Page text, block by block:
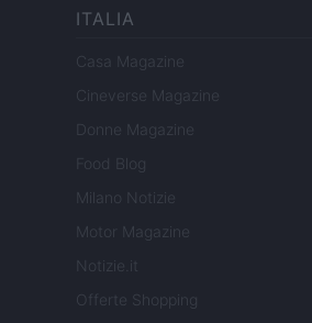
ITALIA
Casa Magazine
Cineverse Magazine
Donne Magazine
Food Blog
Milano Notizie
Motor Magazine
Notizie.it
Offerte Shopping